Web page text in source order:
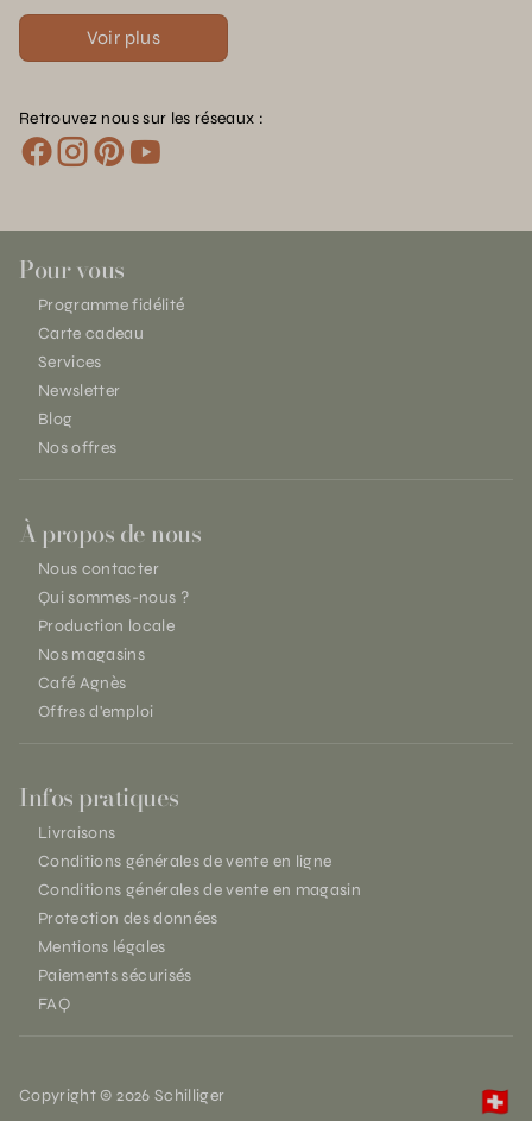
Voir plus
Retrouvez nous sur les réseaux :
Pour vous
Programme fidélité
Carte cadeau
Services
Newsletter
Blog
Nos offres
À propos de nous
Nous contacter
Qui sommes-nous ?
Production locale
Nos magasins
Café Agnès
Offres d'emploi
Infos pratiques
Livraisons
Conditions générales de vente en ligne
Conditions générales de vente en magasin
Protection des données
Mentions légales
Paiements sécurisés
FAQ
Copyright © 2026 Schilliger 🇨🇭